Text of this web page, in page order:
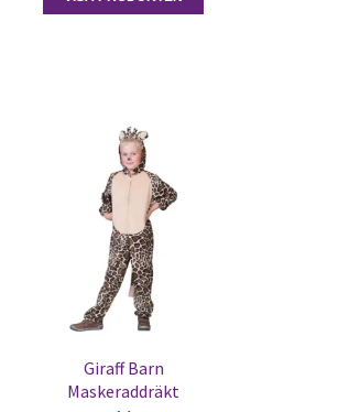
Giraff Barn
Maskeraddräkt